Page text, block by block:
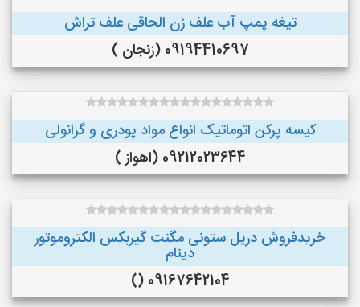
تیغه پمپ آب علف زن الحاقی علف تراش
09194410697 (زنجان )
کیسه پرکن اتوماتیک انواع مواد پودری و گرانولی
09212023644 (اهواز )
خریدفروش دریل ستونی مگنت گیربکس الکتروموتور
دینام
09167642104 ()